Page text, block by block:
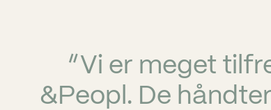
“ Vi er meget
&Peopl. De